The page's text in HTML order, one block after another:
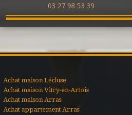
03 27 98 53 39
Achat maison Lécluse
Achat maison Vitry-en-Artois
Achat maison Arras
Achat appartement Arras